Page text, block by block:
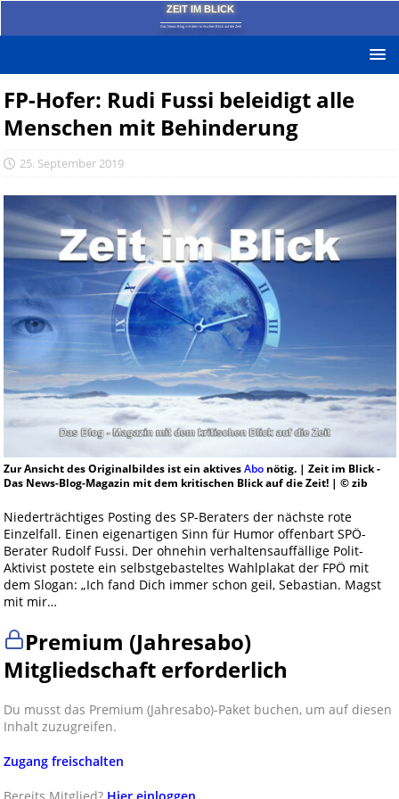
ZEIT IM BLICK
Das News-Blog mit dem kritischen Blick auf die Zeit!
FP-Hofer: Rudi Fussi beleidigt alle
Menschen mit Behinderung
25. September 2019
Zur Ansicht des Originalbildes ist ein aktivesAbonötig. | Zeit im Blick -
Das News-Blog-Magazin mit dem kritischen Blick auf die Zeit! | © zib
Niederträchtiges Posting des SP-Beraters der nächste rote
Einzelfall. Einen eigenartigen Sinn für Humor offenbart SPÖ-
Berater Rudolf Fussi. Der ohnehin verhaltensauffällige Polit-
Aktivist postete ein selbstgebasteltes Wahlplakat der FPÖ mit
dem Slogan: „Ich fand Dich immer schon geil, Sebastian. Magst
mit mir…
Premium (Jahresabo)
Mitgliedschaft erforderlich
Du musst das Premium (Jahresabo)-Paket buchen, um auf diesen
Inhalt zuzugreifen.
Zugang freischalten